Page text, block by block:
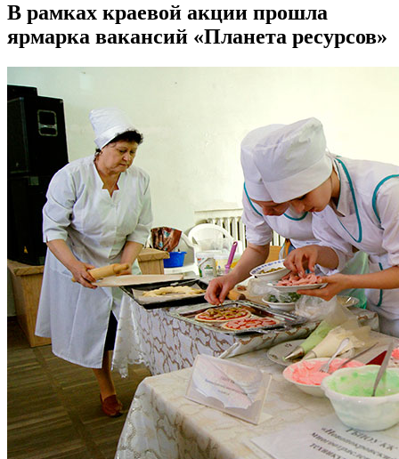
В рамках краевой акции прошла
ярмарка вакансий «Планета ресурсов»